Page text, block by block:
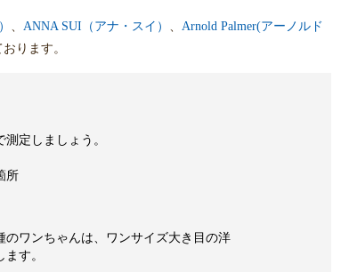
、 ANNA SUI（アナ・スイ） 、 Arnold Palmer(アーノルド
ります。
定しましょう。
所
ワンちゃんは、ワンサイズ大き目の洋
す。